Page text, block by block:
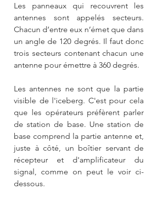
Les panneaux qui recouvrent les
antennes sont appelés secteurs.
Chacun d’entre eux n’émet que dans
un angle de 120 degrés. Il faut donc
trois secteurs contenant chacun une
antenne pour émettre à 360 degrés.
Les antennes ne sont que la partie
visible de l'iceberg. C'est pour cela
que les opérateurs préfèrent parler
de station de base. Une station de
base comprend la partie antenne et,
juste à côté, un boîtier servant de
récepteur et d'amplificateur du
signal, comme on peut le voir ci-
dessous.